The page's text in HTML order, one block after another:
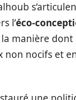
l’éco-
manière
non nocifs et